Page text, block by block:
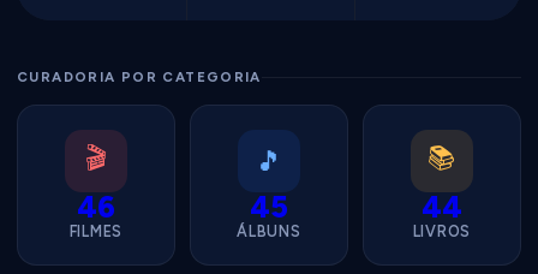
CURADORIA POR CATEGORIA
🎬
46
FILMES
🎵
45
ÁLBUNS
📚
44
LIVROS